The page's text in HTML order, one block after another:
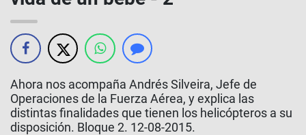
Ahora nos acompaña Andrés Silveira, Jefe de
Operaciones de la Fuerza Aérea, y explica las
distintas finalidades que tienen los helicópteros a su
disposición. Bloque 2. 12-08-2015.